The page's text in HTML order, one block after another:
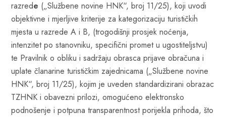
razrede („Službene novine HNK“, broj 11/25), koji uvodi
objektivne i mjerljive kriterije za kategorizaciju turističkih
mjesta u razrede A i B, (trogodišnji prosjek noćenja,
intenzitet po stanovniku, specifični promet u ugostiteljstvu)
te Pravilnik o obliku i sadržaju obrasca prijave obračuna i
uplate članarine turističkim zajednicama („Službene novine
HNK“, broj 11/25), kojim je uveden standardizirani obrazac
TZHNK i obavezni prilozi, omogućeno elektronsko
podnošenje i potpuna transparentnost porijekla prihoda, što